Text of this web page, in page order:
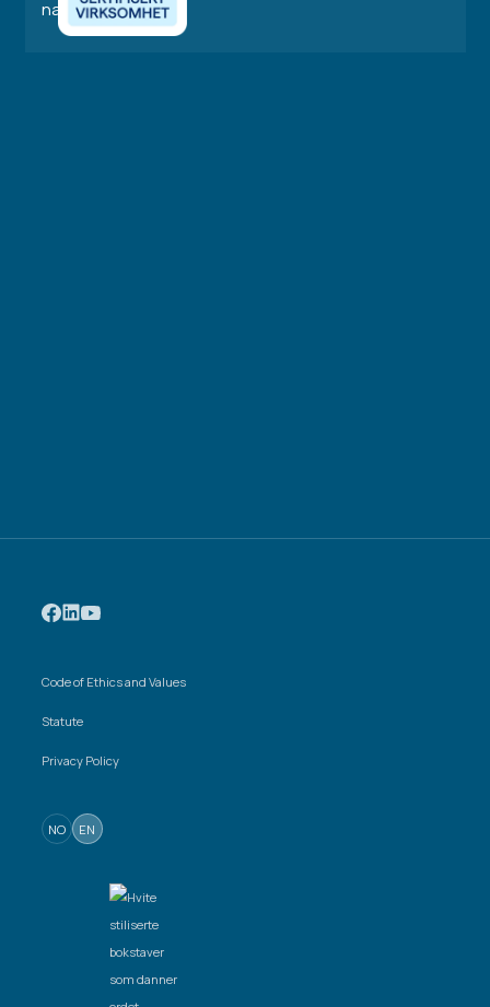
Code of Ethics and Values
Statute
Privacy Policy
NO EN